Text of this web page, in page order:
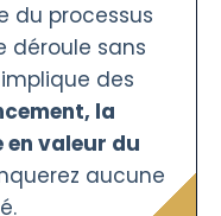
du processus
déroule sans
des
la
en valeur du
aucune